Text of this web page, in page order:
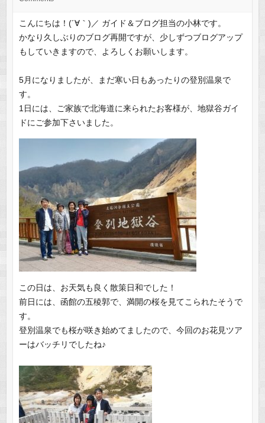
こんにちは！(´∀｀)／ ガイド＆ブログ担当の小林です。
かなり久しぶりのブログ再開ですが、少しずつブログアップ
もしていきますので、よろしくお願いします。
5月になりましたが、まだ寒い日もあったりの登別温泉で
す。
1日には、ご家族で北海道に来られたお客様が、地獄谷ガイ
ドにご参加下さいました。
この日は、お天気も良く散策日和でした！
前日には、函館の五稜郭で、満開の桜を見てこられたそうで
す。
登別温泉でも桜が咲き始めてましたので、今回のお花見ツア
ーはバッチリでしたね♪